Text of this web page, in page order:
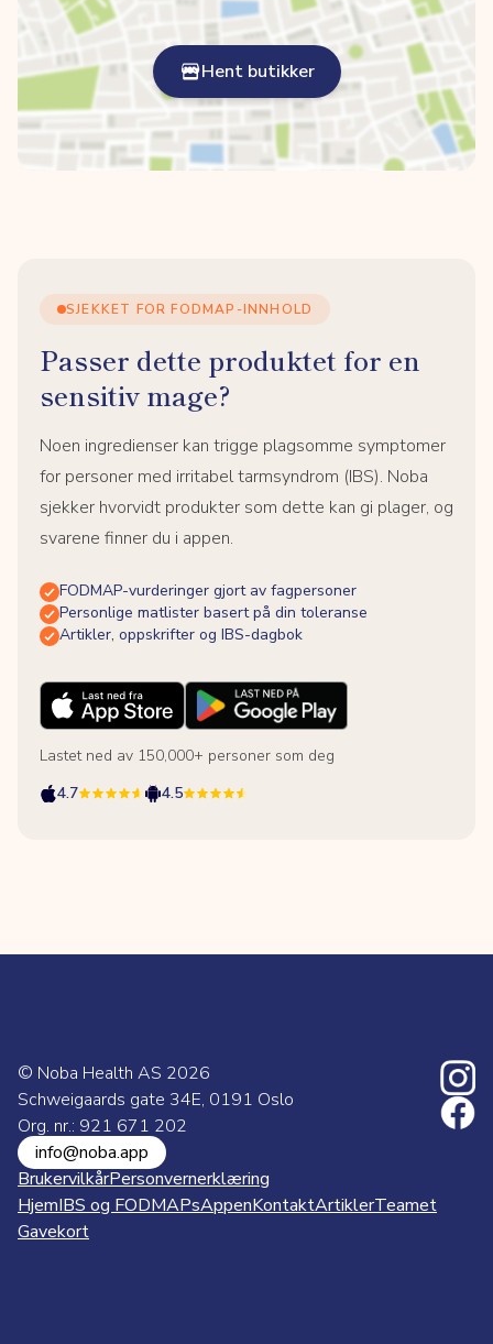
Hent butikker
SJEKKET FOR FODMAP-INNHOLD
Passer dette produktet for en
sensitiv mage?
Noen ingredienser kan trigge plagsomme symptomer
for personer med irritabel tarmsyndrom (IBS). Noba
sjekker hvorvidt produkter som dette kan gi plager, og
svarene finner du i appen.
FODMAP-vurderinger gjort av fagpersoner
Personlige matlister basert på din toleranse
Artikler, oppskrifter og IBS-dagbok
Lastet ned av 150,000+ personer som deg
4.7
4.5
© Noba Health AS 2026
Schweigaards gate 34E, 0191 Oslo
Org. nr.: 921 671 202
info@noba.app
BrukervilkårPersonvernerklæring
HjemIBS og FODMAPsAppenKontaktArtiklerTeamet
Gavekort